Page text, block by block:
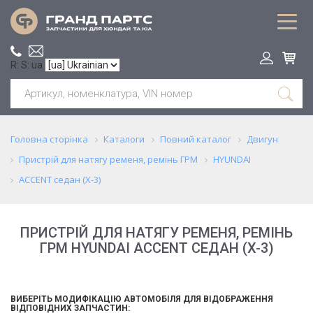
R: S: ua
Головна сторінка Каталоги Повний каталог
Двигун
Пристрій для натягу ременя, ремінь ГРМ
HYUNDAI
ACCENT седан (X-3)
ПРИСТРІЙ ДЛЯ НАТЯГУ РЕМЕНЯ, РЕМІНЬ
ГРМ HYUNDAI ACCENT СЕДАН (X-3)
ВИБЕРІТЬ МОДИФІКАЦІЮ АВТОМОБІЛЯ ДЛЯ ВІДОБРАЖЕННЯ
ВІДПОВІДНИХ ЗАПЧАСТИН: